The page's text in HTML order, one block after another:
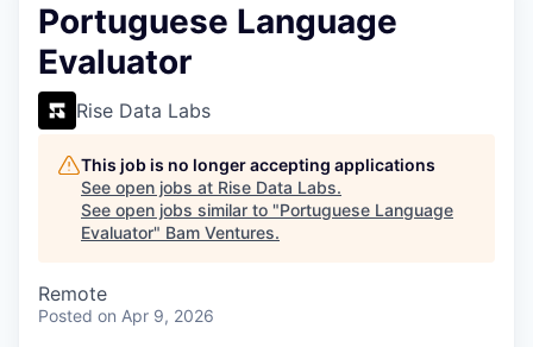
Portuguese Language
Evaluator
Rise Data Labs
This job is no longer accepting applications
See open jobs at Rise Data Labs.
See open jobs similar to "Portuguese Language
Evaluator" Bam Ventures.
Remote
Posted on Apr 9, 2026